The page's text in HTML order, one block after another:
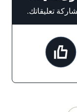
تعليقاتك.